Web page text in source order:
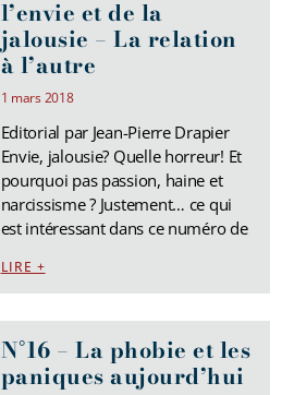
l’envie et de la
jalousie – La relation
à l’autre
1 mars 2018
Editorial par Jean-Pierre Drapier
Envie, jalousie? Quelle horreur! Et
pourquoi pas passion, haine et
narcissisme ? Justement… ce qui
est intéressant dans ce numéro de
LIRE +
N°16 – La phobie et les
paniques aujourd’hui